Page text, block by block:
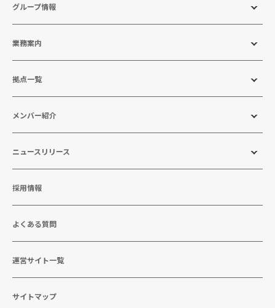
グループ情報
業務案内
拠点一覧
メンバー紹介
ニュースリリース
採用情報
よくある質問
運営サイト一覧
サイトマップ